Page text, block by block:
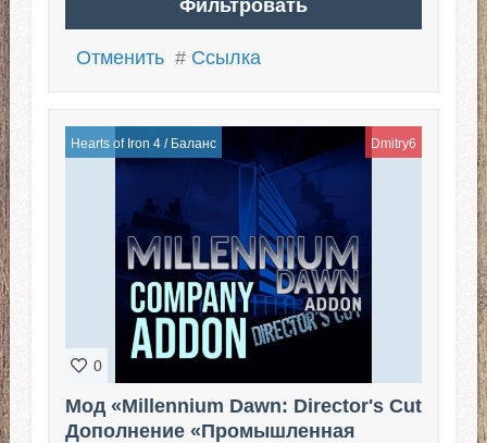
Отменить # Ссылка
Hearts of Iron 4/ Баланс Dmitry6
0
Мод «Millennium Dawn: Director's Cut
Дополнение «Промышленная